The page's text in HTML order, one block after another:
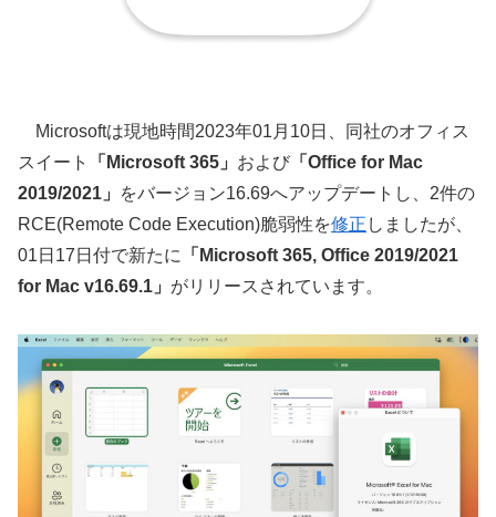
Microsoftは現地時間2023年01月10日、同社のオフィス
スイート
「Microsoft 365」 および 「Office for Mac
2019/2021」
をバージョン16.69へアップデートし、2件の
RCE(Remote Code Execution)脆弱性を修正 しましたが、
01日17日付で新たに
「Microsoft 365, Office 2019/2021
for Mac v16.69.1」 がリリースされています。